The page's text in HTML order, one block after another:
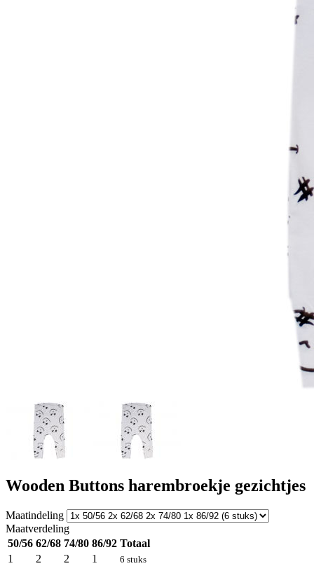
Wooden Buttons harembroekje gezichtjes
Maatindeling
Maatverdeling
50/56 62/68 74/80 86/92 Totaal
1
2 2 1 6 stuks